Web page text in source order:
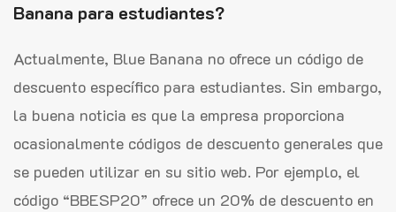
Banana para estudiantes?
Actualmente, Blue Banana no ofrece un código de
descuento específico para estudiantes. Sin embargo,
la buena noticia es que la empresa proporciona
ocasionalmente códigos de descuento generales que
se pueden utilizar en su sitio web. Por ejemplo, el
código “BBESP20” ofrece un 20% de descuento en